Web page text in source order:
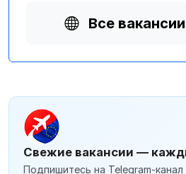
Все
Свежие вакансии —
Подпишитесь на Telegram-